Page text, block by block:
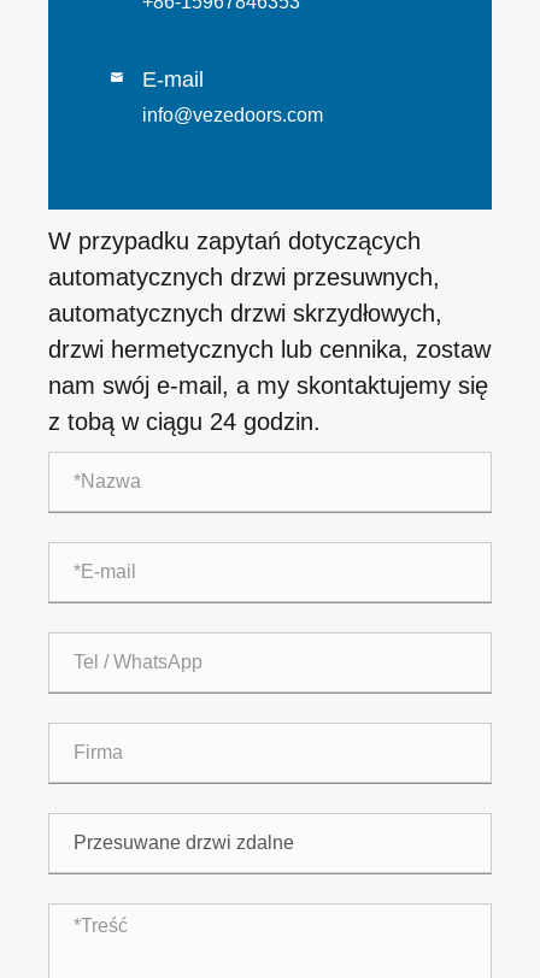
 E-mail
info@vezedoors.com
W przypadku zapytań dotyczących
automatycznych drzwi przesuwnych,
automatycznych drzwi skrzydłowych,
drzwi hermetycznych lub cennika, zostaw
nam swój e-mail, a my skontaktujemy się
z tobą w ciągu 24 godzin.